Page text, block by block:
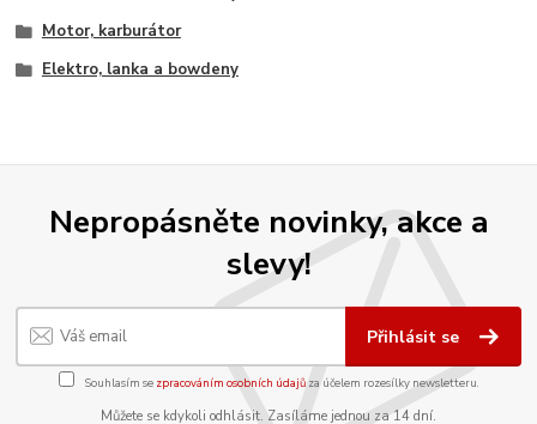
Motor, karburátor
Elektro, lanka a bowdeny
Nepropásněte novinky, akce a
slevy!
Přihlásit se
Souhlasím se zpracováním osobních údajůza účelem rozesílky newsletteru.
Můžete se kdykoli odhlásit. Zasíláme jednou za 14 dní.